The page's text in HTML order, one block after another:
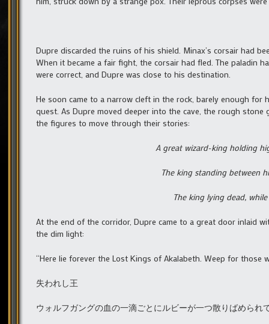
Dupre discarded the ruins of his shield. Minax’s corsair had
When it became a fair fight, the corsair had fled. The paladin
were correct, and Dupre was close to his destination.
He soon came to a narrow cleft in the rock, barely enough
quest. As Dupre moved deeper into the cave, the rough
the figures to move through their stories:
A great wizard-king holding
The king standing between
The king lying dead,
At the end of the corridor, Dupre came to a great door inlaid
the dim light:
“Here lie forever the Lost Kings of Akalabeth. Weep for those
失われし王
ウォルフガングの血の一滴ごとにルビーが一つ散りばめられ